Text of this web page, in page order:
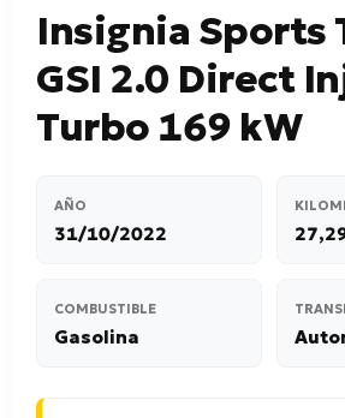
Insignia Sports
GSI 2.0 Direct
Turbo 169 kW
AÑO
31/10/2022
COMBUSTIBLE
Gasolina